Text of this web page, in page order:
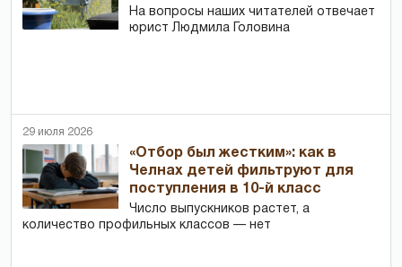
На вопросы наших читателей отвечает
юрист Людмила Головина
29 июля 2026
«Отбор был жестким»: как в
Челнах детей фильтруют для
поступления в 10-й класс
Число выпускников растет, а
количество профильных классов — нет